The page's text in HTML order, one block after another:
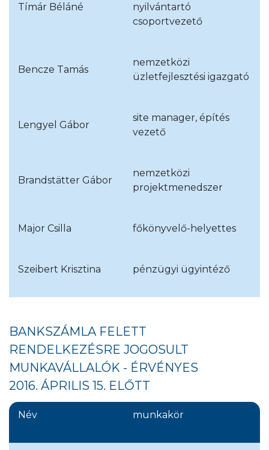
Tímár Béláné
nyilvántartó
csoportvezető
Bencze Tamás
nemzetközi
üzletfejlesztési igazgató
Lengyel Gábor
site manager, építés
vezető
Brandstätter Gábor
nemzetközi
projektmenedszer
Major Csilla főkönyvelő-helyettes
Szeibert Krisztina pénzügyi ügyintéző
BANKSZÁMLA FELETT
RENDELKEZÉSRE JOGOSULT
MUNKAVÁLLALÓK - ÉRVÉNYES
2016. ÁPRILIS 15. ELŐTT
Név munkakör